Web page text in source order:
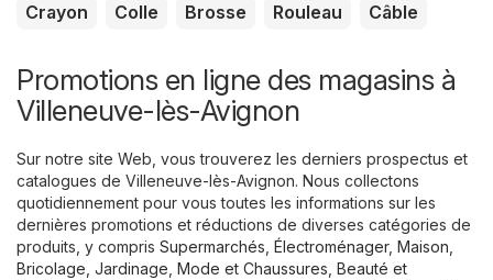
Crayon
Colle Brosse Rouleau Câble
Promotions en ligne des magasins à
Villeneuve-lès-Avignon
Sur notre site Web, vous trouverez les derniers prospectus et
catalogues de Villeneuve-lès-Avignon. Nous collectons
quotidiennement pour vous toutes les informations sur les
dernières promotions et réductions de diverses catégories de
produits, y compris Supermarchés Électroménager, Maison,
Bricolage, Jardinage Mode et Chaussures Beauté et